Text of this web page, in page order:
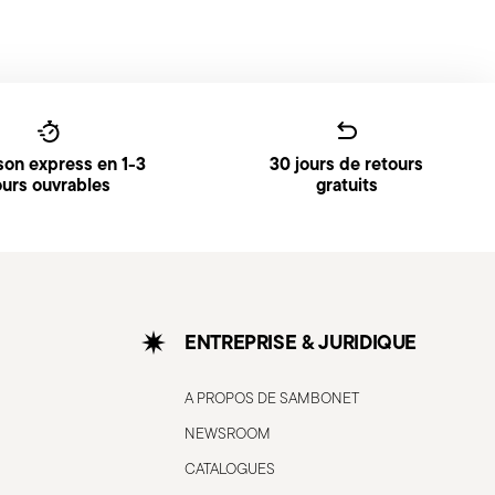
express en 1-3
ouvrables
30 jours de retours
gratuits
ENTREPRISE & JURIDIQUE
A PROPOS DE SAMBONET
NEWSROOM
CATALOGUES